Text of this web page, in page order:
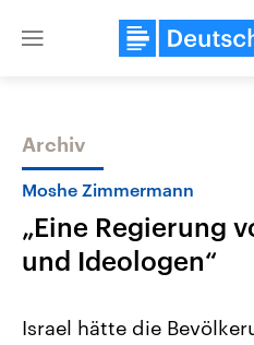
Close
Themen
Archiv
Moshe Zimmermann
„Eine Regierung
und Ideologen“
Israel hätte die